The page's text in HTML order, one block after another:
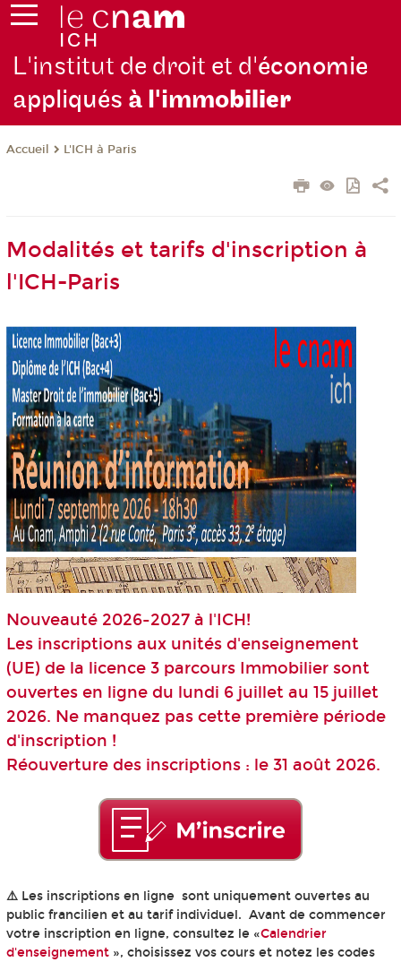
L'institut de droit et d'économie
appliqués à l'immobilier
Accueil L'ICH à Paris
Modalités et tarifs d'inscription à
l'ICH-Paris
Nouveauté 2026-2027 à l'ICH!
Les inscriptions aux unités d'enseignement
(UE) de la licence 3 parcours Immobilier sont
ouvertes en ligne du lundi 6 juillet au 15 juillet
2026. Ne manquez pas cette première période
d'inscription !
Réouverture des inscriptions : le 31 août 2026.
⚠️ Les inscriptions en ligne sont uniquement ouvertes au
public francilien et au tarif individuel. Avant de commencer
votre inscription en ligne, consultez le «Calendrier
d'enseignement», choisissez vos cours et notez les codes